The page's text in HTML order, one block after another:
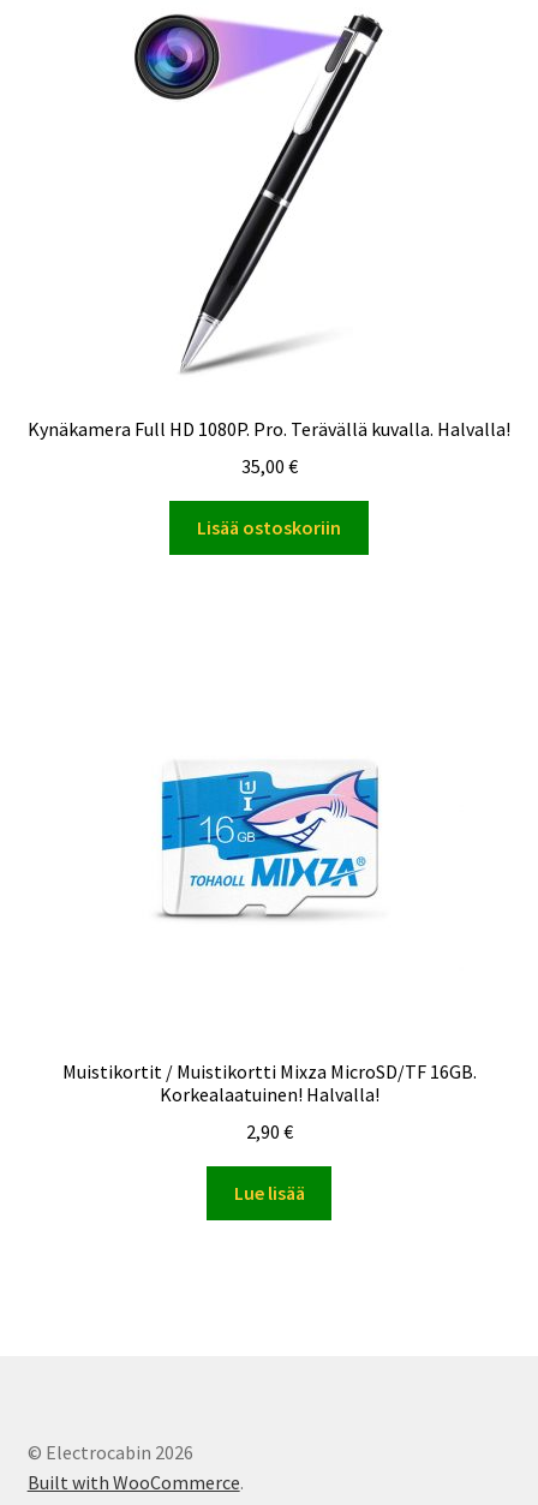
Kynäkamera Full HD 1080P. Pro. Terävällä kuvalla. Halvalla!
35,00 €
Lisää ostoskoriin
Muistikortit / Muistikortti Mixza MicroSD/TF 16GB.
Korkealaatuinen! Halvalla!
2,90 €
Lue lisää
© Electrocabin 2026
Built with WooCommerce.